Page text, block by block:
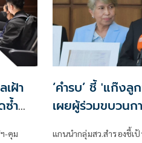
ฝ้า
ซ้ำ
-คุม
‘คำรบ’ ชี้ 'แก๊งลู
เผยผู้ร่วมขบวน
แกนนำกลุ่มสว.สำรองชี้เ